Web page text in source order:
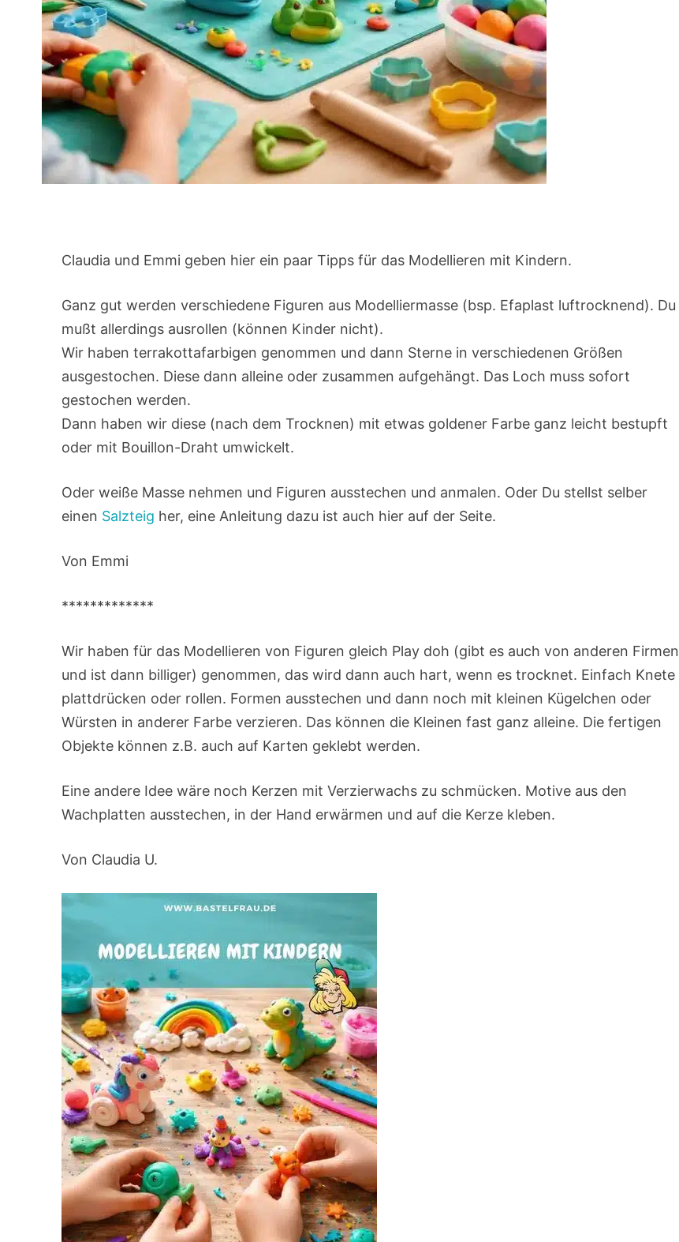
Claudia und Emmi geben hier ein paar Tipps für das Modellieren mit Kindern.
Ganz gut werden verschiedene Figuren aus Modelliermasse (bsp. Efaplast luftrocknend). Du
mußt allerdings ausrollen (können Kinder nicht).
Wir haben terrakottafarbigen genommen und dann Sterne in verschiedenen Größen
ausgestochen. Diese dann alleine oder zusammen aufgehängt. Das Loch muss sofort
gestochen werden.
Dann haben wir diese (nach dem Trocknen) mit etwas goldener Farbe ganz leicht bestupft
oder mit Bouillon-Draht umwickelt.
Oder weiße Masse nehmen und Figuren ausstechen und anmalen. Oder Du stellst selber
einen Salzteig her, eine Anleitung dazu ist auch hier auf der Seite.
Von Emmi
*************
Wir haben für das Modellieren von Figuren gleich Play doh (gibt es auch von anderen Firmen
und ist dann billiger) genommen, das wird dann auch hart, wenn es trocknet. Einfach Knete
plattdrücken oder rollen. Formen ausstechen und dann noch mit kleinen Kügelchen oder
Würsten in anderer Farbe verzieren. Das können die Kleinen fast ganz alleine. Die fertigen
Objekte können z.B. auch auf Karten geklebt werden.
Eine andere Idee wäre noch Kerzen mit Verzierwachs zu schmücken. Motive aus den
Wachplatten ausstechen, in der Hand erwärmen und auf die Kerze kleben.
Von Claudia U.